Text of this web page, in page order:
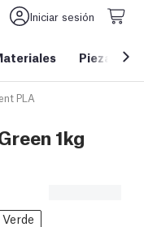
Iniciar sesión
Piezas y
PLA
1kg
Verde